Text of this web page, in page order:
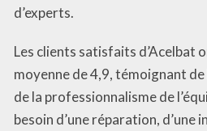
d’experts.
Les clients satisfaits d’Acelbat
moyenne de 4,9, témoignant
de la professionnalisme de
besoin d’une réparation, d’une